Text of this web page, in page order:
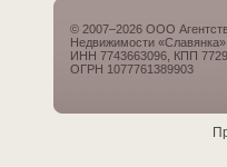
© 2007–2026 ООО
Недвижимости «Славянка»
ИНН 7743663096, КПП
ОГРН 1077761389903